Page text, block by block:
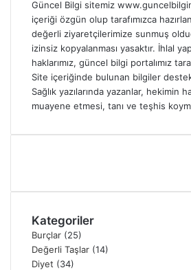
Güncel Bilgi sitemiz
içeriği özgün olup tarafımızca
değerli ziyaretçilerimize sunmuş
izinsiz kopyalanması yasaktır. İhlal
haklarımız, güncel bilgi portalımız
Site içeriğinde bulunan bilgiler
Sağlık yazılarında yazanlar, hekimin
muayene etmesi, tanı ve teşhis
Kategoriler
Burçlar (25)
Değerli Taşlar (14)
Diyet (34)